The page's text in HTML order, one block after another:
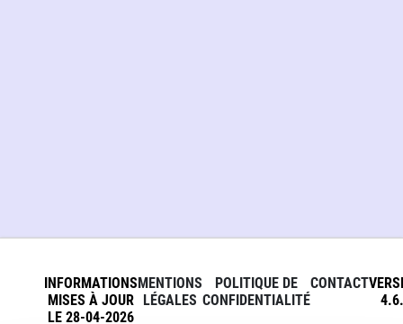
INFORMATIONS
MISES À JOUR
LE 28-04-2026
MENTIONS
LÉGALES
POLITIQUE DE
CONFIDENTIALITÉ
CONTACT